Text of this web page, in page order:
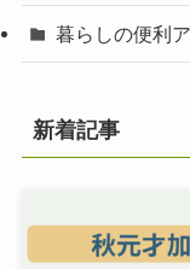
暮らしの便利
新着記事